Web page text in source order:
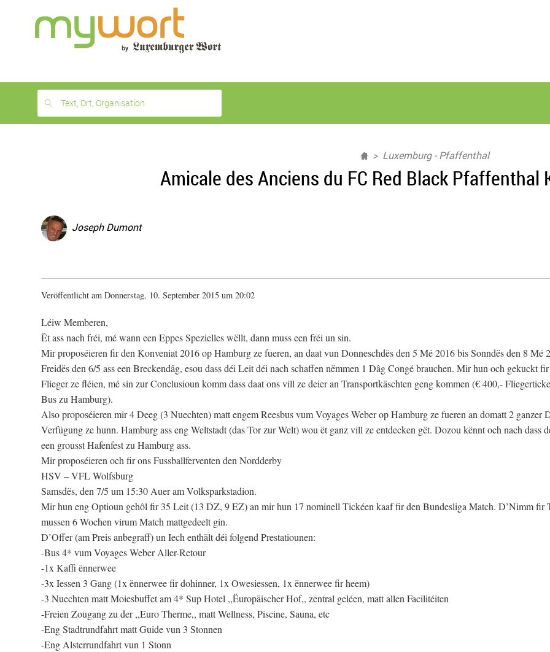
month
free
Text, Ort, Organisation
Luxemburg - Pfaffenthal
Amicale des Anciens du FC Red Black Pfaffenthal
Joseph Dumont
Veröffentlicht am Donnerstag, 10. September 2015 um 20:02
Léiw Memberen,
Ët ass nach fréi, mé wann een Eppes Spezielles wëllt, dann muss een fréi un sin.
Mir proposéieren fir den Konveniat 2016 op Hamburg ze fueren, an daat vun Donneschdës den 5 Mé 2016 bis Sonndës den 8 Mé
Freidës den 6/5 ass een Breckendâg, esou dass déi Leit déi nach schaffen nëmmen 1 Dâg Congé brauchen. Mir hun och gekuckt
Flieger ze fléien, mé sin zur Conclusioun komm dass daat ons vill ze deier an Transportkäschten geng kommen (€ 400,-
Bus zu Hamburg).
Also proposéieren mir 4 Deeg (3 Nuechten) matt engem Reesbus vum Voyages Weber op Hamburg ze fueren an domatt 2 ganzer
Verfügung ze hunn. Hamburg ass eng Weltstadt (das Tor zur Welt) wou ët ganz vill ze entdecken gët. Dozou kënnt och nach dass
een grousst Hafenfest zu Hamburg ass.
Mir proposéieren och fir ons Fussballferventen den Nordderby
HSV – VFL Wolfsburg
Samsdës, den 7/5 um 15:30 Auer am Volksparkstadion.
Mir hun eng Optioun gehôl fir 35 Leit (13 DZ, 9 EZ) an mir hun 17 nominell Tickéen kaaf fir den Bundesliga Match. D’Nimm fir
mussen 6 Wochen virum Match mattgedeelt gin.
D’Offer (am Preis anbegraff) un Iech enthält déi folgend Prestatiounen:
-Bus 4* vum Voyages Weber Aller-Retour
-1x Kaffi ënnerwee
-3x Iessen 3 Gang (1x ënnerwee fir dohinner, 1x Owesiessen, 1x ënnerwee fir heem)
-3 Nuechten matt Moiesbuffet am 4* Sup Hotel ,,Ëuropäischer Hof,, zentral geléen, matt allen Facilitéiten
-Freien Zougang zu der ,,Euro Therme,, matt Wellness, Piscine, Sauna, etc
-Eng Stadtrundfahrt matt Guide vun 3 Stonnen
-Eng Alsterrundfahrt vun 1 Stonn